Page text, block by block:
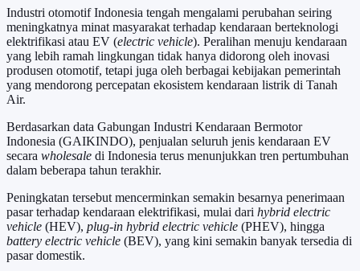
Industri otomotif Indonesia tengah mengalami perubahan seiring
meningkatnya minat masyarakat terhadap kendaraan berteknologi
elektrifikasi atau EV (electric vehicle). Peralihan menuju kendaraan
yang lebih ramah lingkungan tidak hanya didorong oleh inovasi
produsen otomotif, tetapi juga oleh berbagai kebijakan pemerintah
yang mendorong percepatan ekosistem kendaraan listrik di Tanah
Air.
Berdasarkan data Gabungan Industri Kendaraan Bermotor
Indonesia (GAIKINDO), penjualan seluruh jenis kendaraan EV
secara wholesale di Indonesia terus menunjukkan tren pertumbuhan
dalam beberapa tahun terakhir.
Peningkatan tersebut mencerminkan semakin besarnya penerimaan
pasar terhadap kendaraan elektrifikasi, mulai dari hybrid electric
vehicle (HEV), plug-in hybrid electric vehicle (PHEV), hingga
battery electric vehicle (BEV), yang kini semakin banyak tersedia di
pasar domestik.